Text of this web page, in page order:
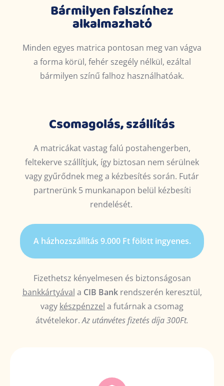
Bármilyen falszínhez
alkalmazható
Minden egyes matrica pontosan meg van vágva
a forma körül, fehér szegély nélkül, ezáltal
bármilyen színű falhoz használhatóak.
Csomagolás, szállítás
A matricákat vastag falú postahengerben,
feltekerve szállítjuk, így biztosan nem sérülnek
vagy gyűrődnek meg a kézbesítés során. Futár
partnerünk 5 munkanapon belül kézbesíti
rendelését.
A házhozszállítás 9.000 Ft fölött ingyenes.
Fizethetsz kényelmesen és biztonságosan
bankkártyával a CIB Bank rendszerén keresztül,
vagy készpénzzel a futárnak a csomag
átvételekor.Az utánvétes fizetés díja 300Ft.